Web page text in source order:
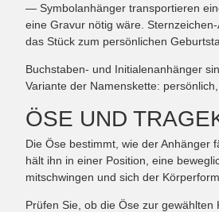
— Symbolanhänger transportieren
eine Gravur nötig wäre.
das Stück zum persönlichen
Buchstaben- und Initialenanhänger
Variante der Namenskette:
ÖSE UND
Die Öse bestimmt, wie der Anhänger
hält ihn in einer Position, eine
mitschwingen und sich der
Prüfen Sie, ob die Öse zur